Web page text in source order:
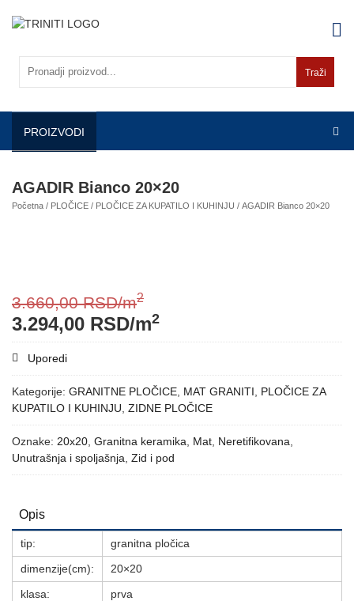
Traži
PROIZVODI
AGADIR Bianco 20×20
Početna / PLOČICE / PLOČICE ZA KUPATILO I KUHINJU / AGADIR Bianco 20×20
3.660,00RSD/m2
3.294,00 RSD/m2
Uporedi
Kategorije: GRANITNE PLOČICE MAT GRANITI
PLOČICE ZA
KUPATILO I KUHINJU ZIDNE PLOČICE
Oznake: 20x20 Granitna keramika Mat Neretifikovana
Unutrašnja i spoljašnja Zid i pod
Opis
tip:
granitna pločica
dimenzije(cm):
20×20
klasa:
prva